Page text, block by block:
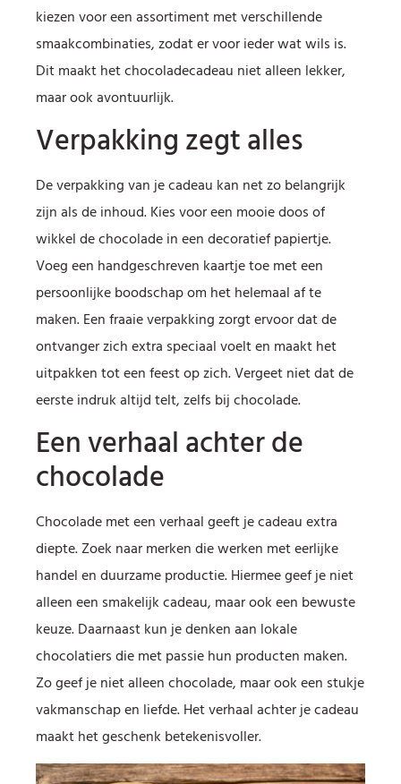
kiezen voor een assortiment met verschillende
smaakcombinaties, zodat er voor ieder wat wils is.
Dit maakt het chocoladecadeau niet alleen lekker,
maar ook avontuurlijk.
Verpakking zegt alles
De verpakking van je cadeau kan net zo belangrijk
zijn als de inhoud. Kies voor een mooie doos of
wikkel de chocolade in een decoratief papiertje.
Voeg een handgeschreven kaartje toe met een
persoonlijke boodschap om het helemaal af te
maken. Een fraaie verpakking zorgt ervoor dat de
ontvanger zich extra speciaal voelt en maakt het
uitpakken tot een feest op zich. Vergeet niet dat de
eerste indruk altijd telt, zelfs bij chocolade.
Een verhaal achter de
chocolade
Chocolade met een verhaal geeft je cadeau extra
diepte. Zoek naar merken die werken met eerlijke
handel en duurzame productie. Hiermee geef je niet
alleen een smakelijk cadeau, maar ook een bewuste
keuze. Daarnaast kun je denken aan lokale
chocolatiers die met passie hun producten maken.
Zo geef je niet alleen chocolade, maar ook een stukje
vakmanschap en liefde. Het verhaal achter je cadeau
maakt het geschenk betekenisvoller.